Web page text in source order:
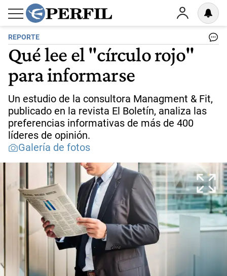
REPORTE
Qué lee el "círculo rojo"
para informarse
Un estudio de la consultora Managment & Fit,
publicado en la revista El Boletín, analiza las
preferencias informativas de más de 400
líderes de opinión.
Galería de fotos